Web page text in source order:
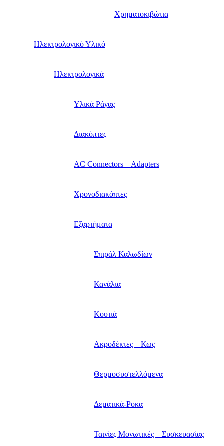
Χρηματοκιβώτια
Ηλεκτρολογικό Υλικό
Ηλεκτρολογικά
Υλικά Ράγας
Διακόπτες
AC Connectors – Adapters
Χρονοδιακόπτες
Εξαρτήματα
Σπιράλ Καλωδίων
Κανάλια
Κουτιά
Ακροδέκτες – Κως
Θερμοσυστελλόμενα
Δεματικά-Ροκα
Ταινίες Μονωτικές – Συσκευασίας